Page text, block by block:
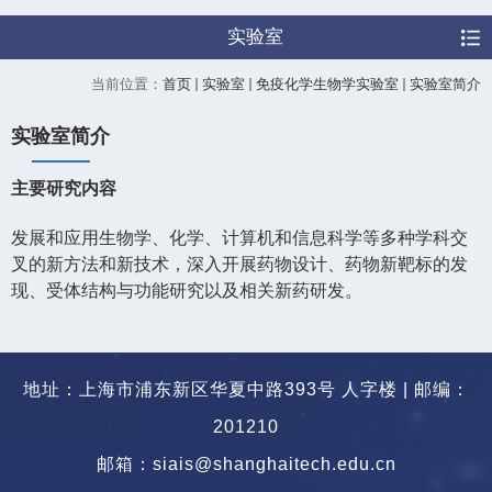
实验室
当前位置： 首页 实验室 免疫化学生物学实验室 实验室简介
实验室简介
主要研究内容
发展和应用生物学、化学、计算机和信息科学等多种学科交
叉的新方法和新技术，深入开展药物设计、药物新靶标的发
现、受体结构与功能研究以及相关新药研发。
地址：上海市浦东新区华夏中路393号 人字楼 | 邮编：
201210
邮箱：siais@shanghaitech.edu.cn